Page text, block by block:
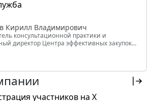
Кирилл Владимирович
консультационной практики и
директор Центра эффективных закупок
участников на X